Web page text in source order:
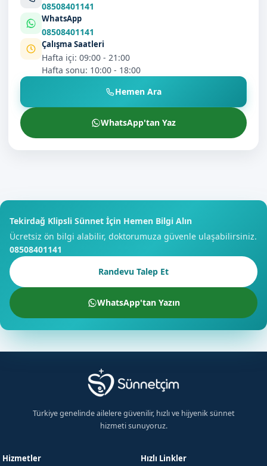
08508401141
WhatsApp
08508401141
Çalışma Saatleri
Hafta içi: 09:00 - 21:00
Hafta sonu: 10:00 - 18:00
Hemen Ara
WhatsApp'tan Yaz
Tekirdağ Klipsli Sünnet İçin Hemen Bilgi Alın
Ücretsiz ön bilgi alabilir, doktorumuza güvenle ulaşabilirsiniz.
08508401141
Randevu Talep Et
WhatsApp'tan Yazın
Türkiye genelinde ailelere güvenilir, hızlı ve hijyenik sünnet
hizmeti sunuyoruz.
Hizmetler Hızlı Linkler